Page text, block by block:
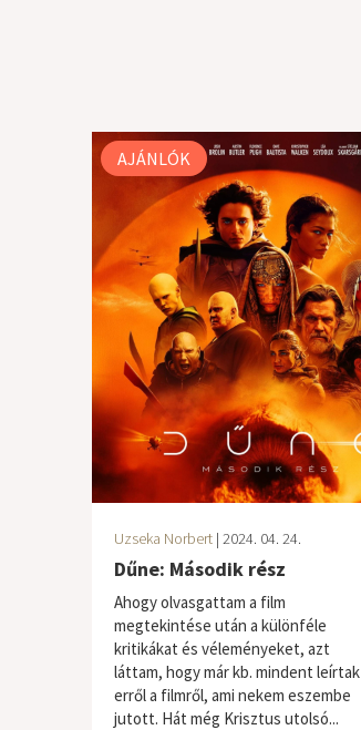
AJÁNLÓK
Uzseka Norbert| 2024. 04. 24.
Dűne: Második rész
Ahogy olvasgattam a film
megtekintése után a különféle
kritikákat és véleményeket, azt
láttam, hogy már kb. mindent leírtak
erről a filmről, ami nekem eszembe
jutott. Hát még Krisztus utolsó...